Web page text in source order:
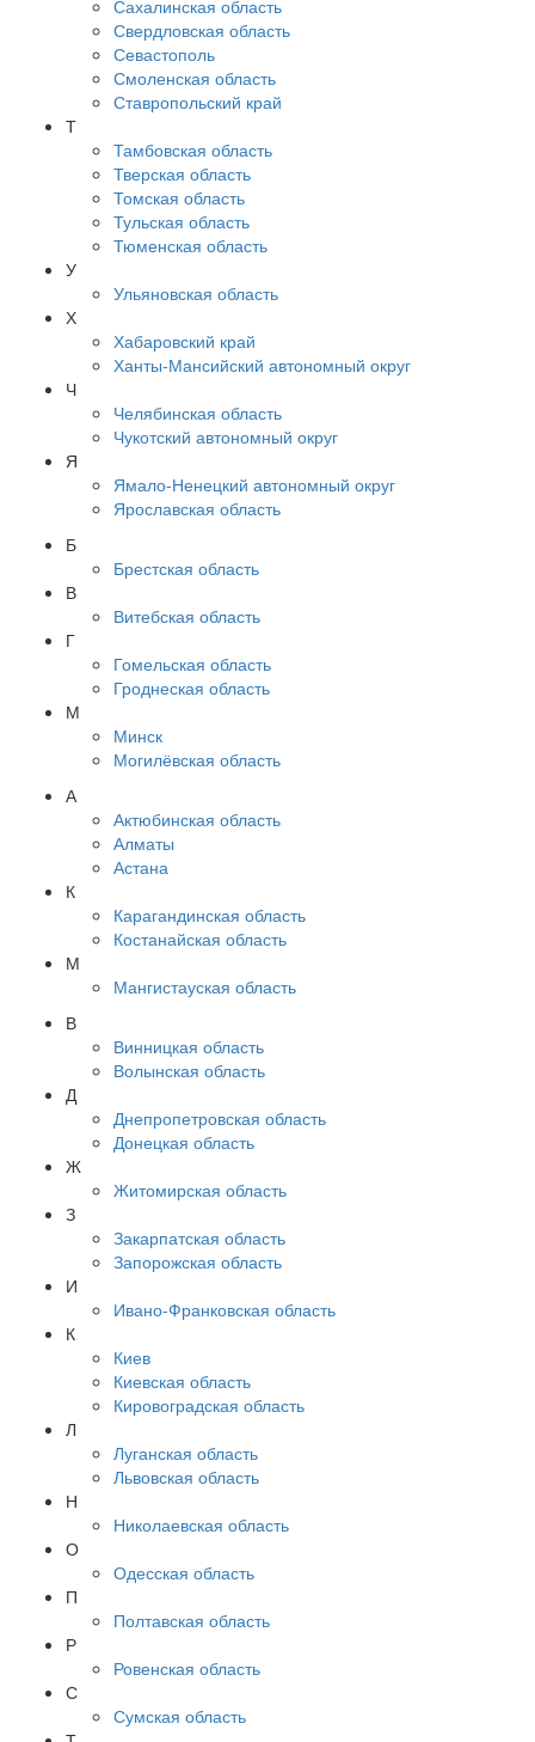
Сахалинская область
Свердловская область
Севастополь
Смоленская область
Ставропольский край
Т
Тамбовская область
Тверская область
Томская область
Тульская область
Тюменская область
У
Ульяновская область
Х
Хабаровский край
Ханты-Мансийский автономный округ
Ч
Челябинская область
Чукотский автономный округ
Я
Ямало-Ненецкий автономный округ
Ярославская область
Б
Брестская область
В
Витебская область
Г
Гомельская область
Гроднеская область
М
Минск
Могилёвская область
А
Актюбинская область
Алматы
Астана
К
Карагандинская область
Костанайская область
М
Мангистауская область
В
Винницкая область
Волынская область
Д
Днепропетровская область
Донецкая область
Ж
Житомирская область
З
Закарпатская область
Запорожская область
И
Ивано-Франковская область
К
Киев
Киевская область
Кировоградская область
Л
Луганская область
Львовская область
Н
Николаевская область
О
Одесская область
П
Полтавская область
Р
Ровенская область
С
Сумская область